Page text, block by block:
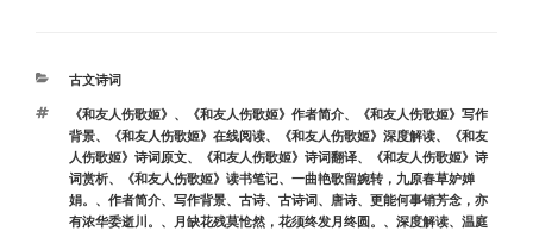
分
古文诗词
标
签
《和友人伤歌姬》 、 《和友人伤歌姬》作者简介、
《和友人伤歌姬》写作
背景、 《和友人伤歌姬》在线阅读、 《和友人伤歌姬》深度解读、
《和友
人伤歌姬》诗词原文、 《和友人伤歌姬》诗词翻译、
《和友人伤歌姬》诗
词赏析、 《和友人伤歌姬》读书笔记、 一曲艳歌留婉转，九原春草妒婵
娟。 、 作者简介、 写作背景、 古诗、 古诗词、 唐诗、 更能何事销芳念，亦
有浓华委逝川。 、 月缺花残莫怆然，花须终发月终圆。 、 深度解读、 温庭